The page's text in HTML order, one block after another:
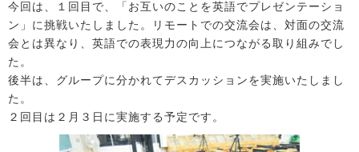
今回は、１回目で、「お互いのことを英語でプレゼンテーショ
ン」に挑戦いたしました。リモートでの交流会は、対面の交流
会とは異なり、英語での表現力の向上につながる取り組みでし
た。
後半は、グループに分かれてデスカッションを実施いたしまし
た。
２回目は２月３日に実施する予定です。